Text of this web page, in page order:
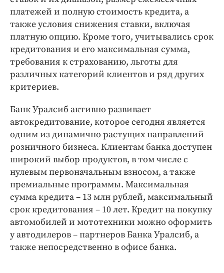
платежей и полную стоимость кредита, а
также условия снижения ставки, включая
платную опцию. Кроме того, учитывались срок
кредитования и его максимальная сумма,
требования к страхованию, льготы для
различных категорий клиентов и ряд других
критериев.
Банк Уралсиб активно развивает
автокредитование, которое сегодня является
одним из динамично растущих направлений
розничного бизнеса. Клиентам банка доступен
широкий выбор продуктов, в том числе с
нулевым первоначальным взносом, а также
премиальные программы. Максимальная
сумма кредита – 13 млн рублей, максимальный
срок кредитования – 10 лет. Кредит на покупку
автомобилей и мототехники можно оформить
у автодилеров – партнеров Банка Уралсиб, а
также непосредственно в офисе банка.